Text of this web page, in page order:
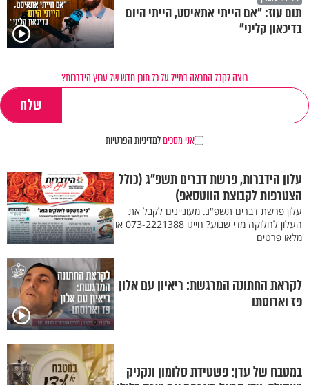
תום עוז: "אם הייתי אתאיסט, הייתי היום
בדיכאון קליני"
רוצה לקבל התראה במייל על כל תוכן חדש של ערוץ הידברות?
אני מסכיםלמדיניות הפרטיות
עלון הידברות, פרשת דברים תשפ"ג (כולל
הצטרפות לקבוצת הווטסאפ)
עלון פרשת דברים תשפ"ג. מעוניינים לקבל את
העלון לחלוקה מדי שבוע? חייגו 073-2221388 או
מלאו פרטים
לקראת החתונה המרגשת: ריאיון עם אלון
פז וארוסתו
במטבח של עדן: פשטידת סלומון ונקניק